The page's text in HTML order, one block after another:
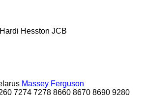
Hardi Hesston JCB
Massey Ferguson
7274 7278 8660 8670 8690 9280